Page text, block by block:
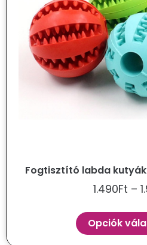
Fogtisztító labda
1.490Ft –
Opciók